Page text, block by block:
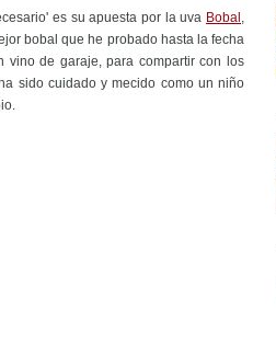
es su apuesta por la uva Bobal ,
bobal que he probado hasta la fecha
de garaje, para compartir con los
sido cuidado y mecido como un niño